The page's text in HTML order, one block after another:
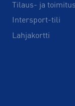
Tilaus- ja
Intersport-tili
Lahjakortti